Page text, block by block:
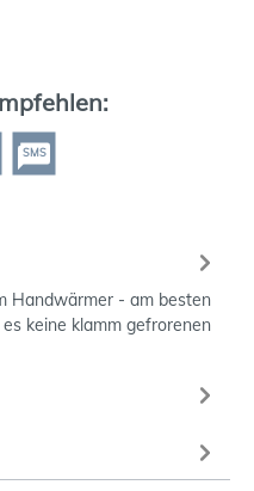
SMS
Handwärmer - am besten
keine klamm gefrorenen